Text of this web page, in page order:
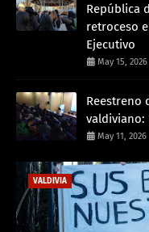
República
retroceso
Ejecutivo
May 15, 2026
Reestreno
valdiviano:
May 11, 2026
VALDIVIA